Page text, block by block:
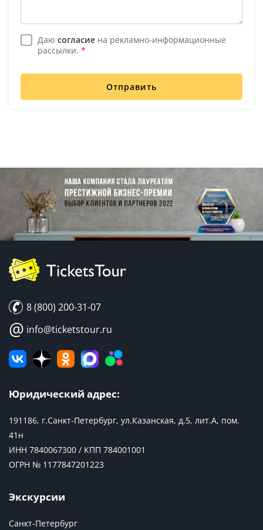
Даю согласие на рекламно-информационные
рассылки. *
Отправить
8 (800) 200-31-07
@ info@ticketstour.ru
Юридический адрес:
191186, г.Санкт-Петербург, ул.Казанская, д.5, лит.А, пом.
41н
ИНН 7840067300 / КПП 784001001
ОГРН № 1177847201223
Экскурсии
Санкт-Петербург